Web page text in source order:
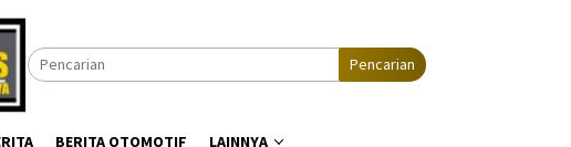
Pencarian
BERITA OTOMOTIF LAINNYA